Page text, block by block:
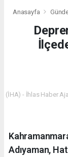
Anasayfa
(İHA) - İhlas Haber
Adıyaman,